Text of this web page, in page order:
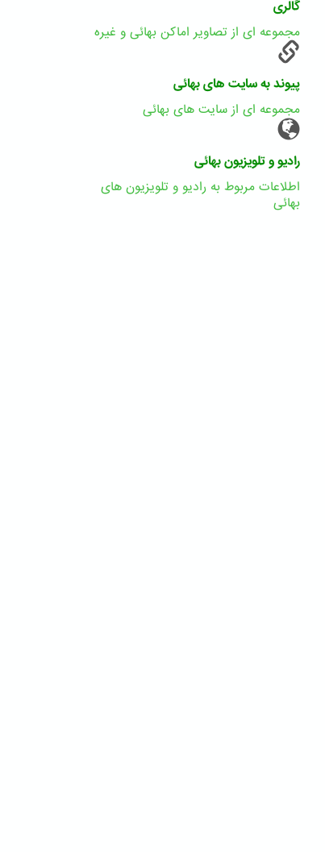
گالری
مجموعه ای از تصاویر اماکن بهائی و غیره
پیوند به سایت های بهائی
مجموعه ای از سایت های بهائی
رادیو و تلویزیون بهائی
اطلاعات مربوط به رادیو و تلویزیون های
بهائی